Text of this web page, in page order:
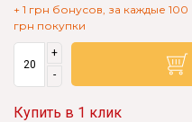
+ 1 грн бонусов, за каждые 100
грн покупки
+
-
Купить в 1 клик